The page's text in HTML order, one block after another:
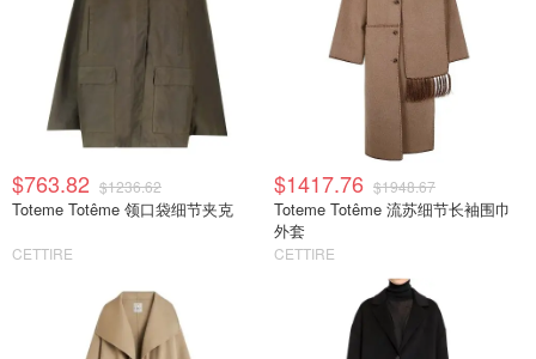
$763.82 $1236.62
Toteme Totême 领口袋细节夹克
CETTIRE
$1417.76 $1948.67
Toteme Totême 流苏细节长袖围巾
外套
CETTIRE